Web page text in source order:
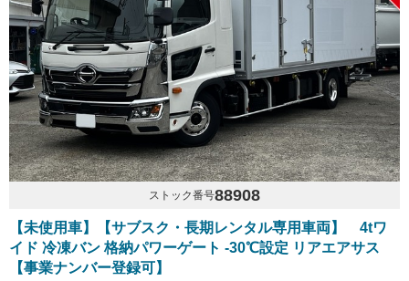
ストック番号88908
【未使用車】【サブスク・長期レンタル専用車両】 4tワ
イド 冷凍バン 格納パワーゲート -30℃設定 リアエアサス
【事業ナンバー登録可】